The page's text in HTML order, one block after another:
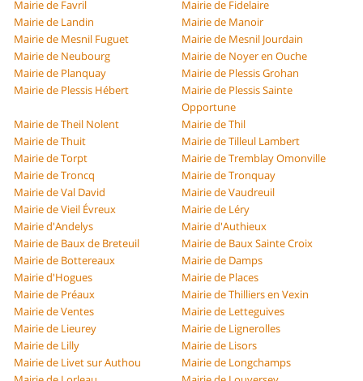
Mairie de Favril
Mairie de Fidelaire
Mairie de Landin
Mairie de Manoir
Mairie de Mesnil Fuguet
Mairie de Mesnil Jourdain
Mairie de Neubourg
Mairie de Noyer en Ouche
Mairie de Planquay
Mairie de Plessis Grohan
Mairie de Plessis Hébert
Mairie de Plessis Sainte
Opportune
Mairie de Theil Nolent
Mairie de Thil
Mairie de Thuit
Mairie de Tilleul Lambert
Mairie de Torpt
Mairie de Tremblay Omonville
Mairie de Troncq
Mairie de Tronquay
Mairie de Val David
Mairie de Vaudreuil
Mairie de Vieil Évreux
Mairie de Léry
Mairie d'Andelys
Mairie d'Authieux
Mairie de Baux de Breteuil
Mairie de Baux Sainte Croix
Mairie de Bottereaux
Mairie de Damps
Mairie d'Hogues
Mairie de Places
Mairie de Préaux
Mairie de Thilliers en Vexin
Mairie de Ventes
Mairie de Letteguives
Mairie de Lieurey
Mairie de Lignerolles
Mairie de Lilly
Mairie de Lisors
Mairie de Livet sur Authou
Mairie de Longchamps